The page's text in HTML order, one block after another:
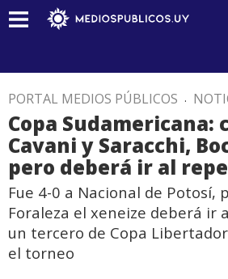
PORTAL MEDIOS PÚBLICOS .
Copa Sudamericana:
Cavani y Saracchi,
pero deberá ir al
Fue 4-0 a Nacional de Potosí,
Foraleza el xeneize deberá ir
un tercero de Copa
el torneo